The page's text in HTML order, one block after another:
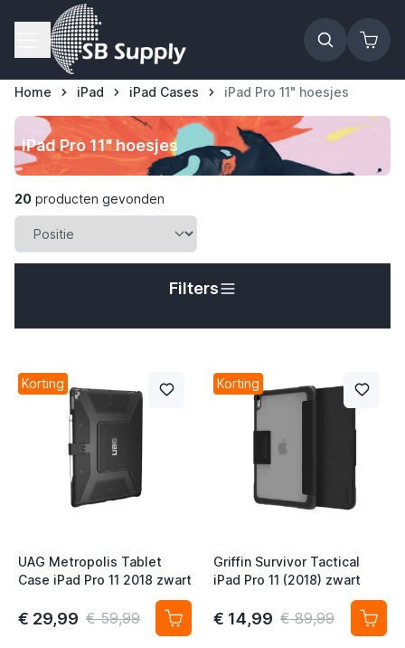
Ga naar de inhoud
Home iPad iPad Cases iPad Pro 11" hoesjes
iPad Pro 11" hoesjes
20 producten gevonden
Filters
Korting
UAG Metropolis Tablet
Case iPad Pro 11 2018 zwart
€ 29,99 € 59,99
Korting
Griffin Survivor Tactical
iPad Pro 11 (2018) zwart
€ 14,99 € 89,99